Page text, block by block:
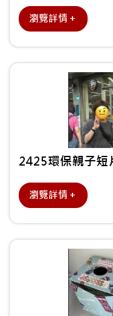
瀏覽詳情＋
2425環保親子短
瀏覽詳情＋